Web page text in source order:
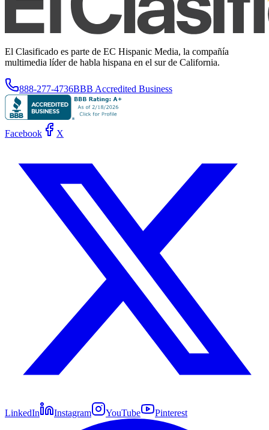
El Clasificado es parte de EC Hispanic Media, la compañía
multimedia líder de habla hispana en el sur de California.
888-277-4736BBB Accredited Business
Facebook X
LinkedIn Instagram YouTube Pinterest